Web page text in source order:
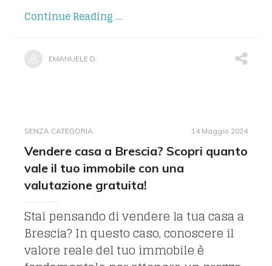
Continue Reading ...
EMANUELE D.
SENZA CATEGORIA 14 Maggio 2024
Vendere casa a Brescia? Scopri quanto
vale il tuo immobile con una
valutazione gratuita!
Stai pensando di vendere la tua casa a
Brescia? In questo caso, conoscere il
valore reale del tuo immobile è